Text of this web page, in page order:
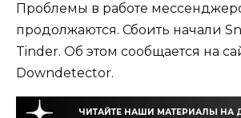
Проблемы в работе
продолжаются. Сбоить начали
Tinder. Об этом сообщается на
Downdetector.
ЧИТАЙТЕ НАШИ МАТЕРИАЛЫ НА